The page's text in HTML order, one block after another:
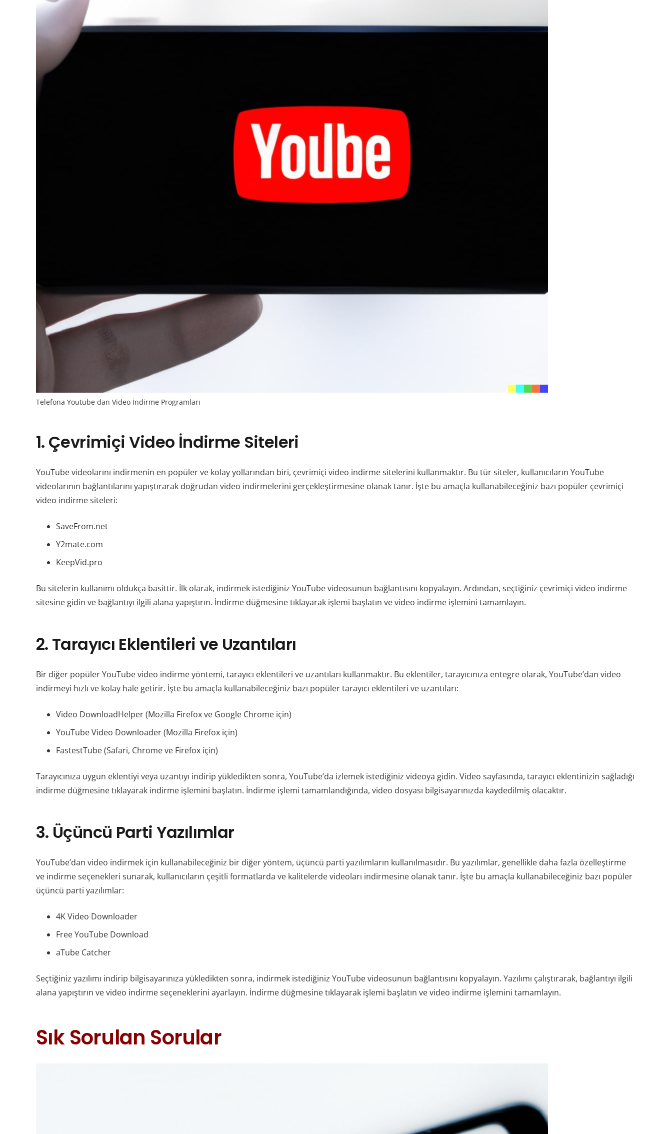
Telefona Youtube dan Video İndirme Programları
1. Çevrimiçi Video İndirme Siteleri
YouTube videolarını indirmenin en popüler ve kolay yollarından biri, çevrimiçi video indirme sitelerini kullanmaktır. Bu tür siteler, kullanıcıların YouTube
videolarının bağlantılarını yapıştırarak doğrudan video indirmelerini gerçekleştirmesine olanak tanır. İşte bu amaçla kullanabileceğiniz bazı popüler çevrimiçi
video indirme siteleri:
SaveFrom.net
Y2mate.com
KeepVid.pro
Bu sitelerin kullanımı oldukça basittir. İlk olarak, indirmek istediğiniz YouTube videosunun bağlantısını kopyalayın. Ardından, seçtiğiniz çevrimiçi video indirme
sitesine gidin ve bağlantıyı ilgili alana yapıştırın. İndirme düğmesine tıklayarak işlemi başlatın ve video indirme işlemini tamamlayın.
2. Tarayıcı Eklentileri ve Uzantıları
Bir diğer popüler YouTube video indirme yöntemi, tarayıcı eklentileri ve uzantıları kullanmaktır. Bu eklentiler, tarayıcınıza entegre olarak, YouTube’dan video
indirmeyi hızlı ve kolay hale getirir. İşte bu amaçla kullanabileceğiniz bazı popüler tarayıcı eklentileri ve uzantıları:
Video DownloadHelper (Mozilla Firefox ve Google Chrome için)
YouTube Video Downloader (Mozilla Firefox için)
FastestTube (Safari, Chrome ve Firefox için)
Tarayıcınıza uygun eklentiyi veya uzantıyı indirip yükledikten sonra, YouTube’da izlemek istediğiniz videoya gidin. Video sayfasında, tarayıcı eklentinizin sağladığı
indirme düğmesine tıklayarak indirme işlemini başlatın. İndirme işlemi tamamlandığında, video dosyası bilgisayarınızda kaydedilmiş olacaktır.
3. Üçüncü Parti Yazılımlar
YouTube’dan video indirmek için kullanabileceğiniz bir diğer yöntem, üçüncü parti yazılımların kullanılmasıdır. Bu yazılımlar, genellikle daha fazla özelleştirme
ve indirme seçenekleri sunarak, kullanıcıların çeşitli formatlarda ve kalitelerde videoları indirmesine olanak tanır. İşte bu amaçla kullanabileceğiniz bazı popüler
üçüncü parti yazılımlar:
4K Video Downloader
Free YouTube Download
aTube Catcher
Seçtiğiniz yazılımı indirip bilgisayarınıza yükledikten sonra, indirmek istediğiniz YouTube videosunun bağlantısını kopyalayın. Yazılımı çalıştırarak, bağlantıyı ilgili
alana yapıştırın ve video indirme seçeneklerini ayarlayın. İndirme düğmesine tıklayarak işlemi başlatın ve video indirme işlemini tamamlayın.
Sık Sorulan Sorular